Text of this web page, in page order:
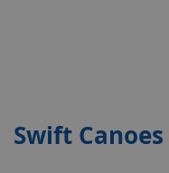
Swift
Zum
Anfang